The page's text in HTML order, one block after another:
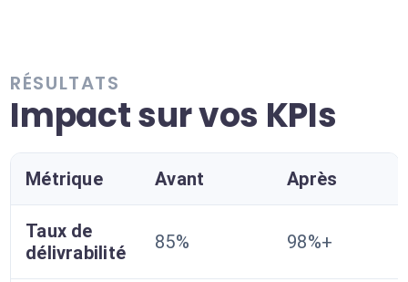
RÉSULTATS
Impact sur vos KPIs
Métrique Avant Après
Taux de
délivrabilité
85% 98%+